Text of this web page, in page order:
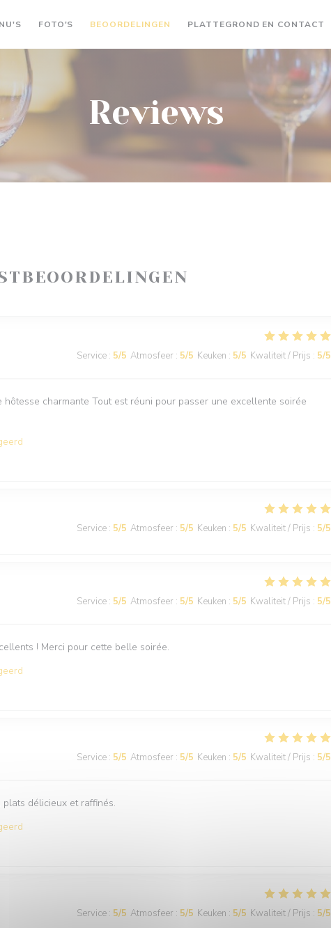
FOTO'S BEOORDELINGEN PLATTEGROND EN CONTACT
Reviews
Service : 5/5 Atmosfeer : 5/5 Keuken : 5/5 Kwaliteit / Prijs : 5/5
charmante Tout est réuni pour passer une excellente soirée
Service : 5/5 Atmosfeer : 5/5 Keuken : 5/5 Kwaliteit / Prijs : 5/5
Service : 5/5 Atmosfeer : 5/5 Keuken : 5/5 Kwaliteit / Prijs : 5/5
! Merci pour cette belle soirée.
Service : 5/5 Atmosfeer : 5/5 Keuken : 5/5 Kwaliteit / Prijs : 5/5
délicieux et raffinés.
Service : 5/5 Atmosfeer : 5/5 Keuken : 5/5 Kwaliteit / Prijs : 5/5